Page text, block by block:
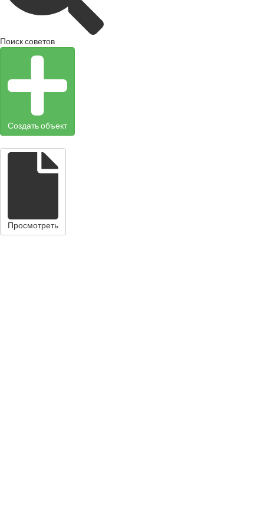
Поиск советов
Создать объект
Просмотреть